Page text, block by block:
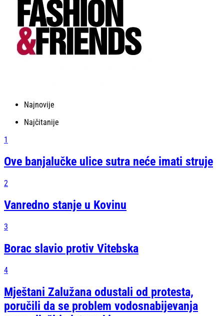
Najnovije
Najčitanije
1
Ove banjalučke ulice sutra neće imati struje
2
Vanredno stanje u Kovinu
3
Borac slavio protiv Vitebska
4
Mještani Zalužana odustali od protesta,
poručili da se problem vodosnabijevanja